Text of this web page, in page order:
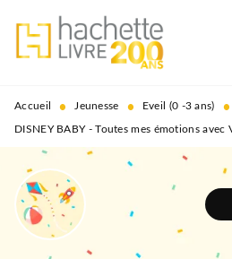
MENU RECHERCHE
PIED DE PAGE
Accueil • Jeunesse • Eveil (0 -3 ans) •
DISNEY BABY - Toutes mes émotions avec